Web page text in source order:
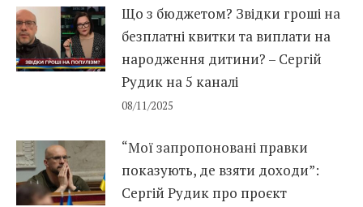
Що з бюджетом? Звідки гроші на
безплатні квитки та виплати на
народження дитини? – Сергій
Рудик на 5 каналі
08/11/2025
“Мої запропоновані правки
показують, де взяти доходи”:
Сергій Рудик про проєкт